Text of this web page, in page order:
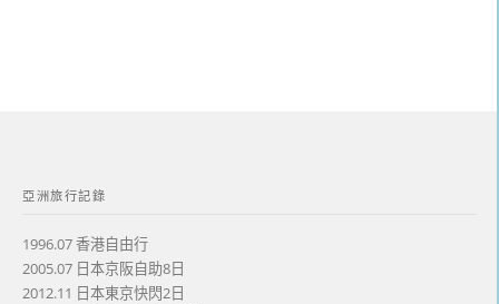
亞洲旅行記錄
1996.07 香港自由行
2005.07 日本京阪自助8日
2012.11 日本東京快閃2日